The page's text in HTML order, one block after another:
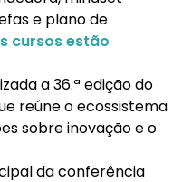
e plano de
cursos estão
a 36.ª edição do
reúne o ecossistema
sobre inovação e o
da conferência